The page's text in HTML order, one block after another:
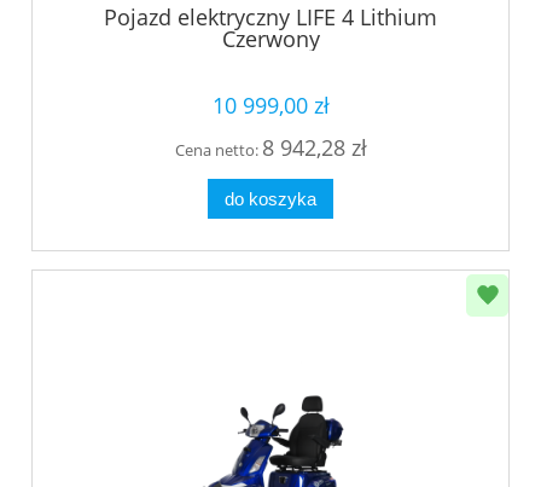
Pojazd elektryczny LIFE 4 Lithium
Czerwony
10 999,00 zł
Cena netto: 8 942,28 zł
do koszyka